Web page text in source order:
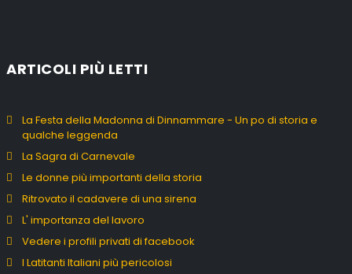
ARTICOLI PIÙ LETTI
La Festa della Madonna di Dinnammare - Un po di storia e
qualche leggenda
La Sagra di Carnevale
Le donne più importanti della storia
Ritrovato il cadavere di una sirena
L' importanza del lavoro
Vedere i profili privati di facebook
I Latitanti Italiani più pericolosi